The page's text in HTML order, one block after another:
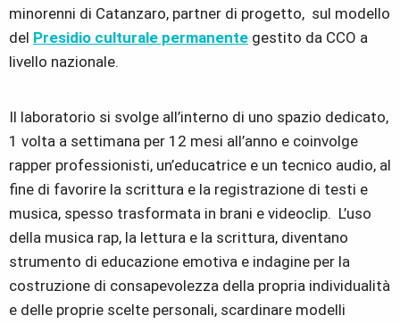
minorenni di Catanzaro, partner di progetto, sul modello
del Presidio culturale permanente gestito da CCO a
livello nazionale.
Il laboratorio si svolge all’interno di uno spazio dedicato,
1 volta a settimana per 12 mesi all’anno e coinvolge
rapper professionisti, un’educatrice e un tecnico audio, al
fine di favorire la scrittura e la registrazione di testi e
musica, spesso trasformata in brani e videoclip. L’uso
della musica rap, la lettura e la scrittura, diventano
strumento di educazione emotiva e indagine per la
costruzione di consapevolezza della propria individualità
e delle proprie scelte personali, scardinare modelli